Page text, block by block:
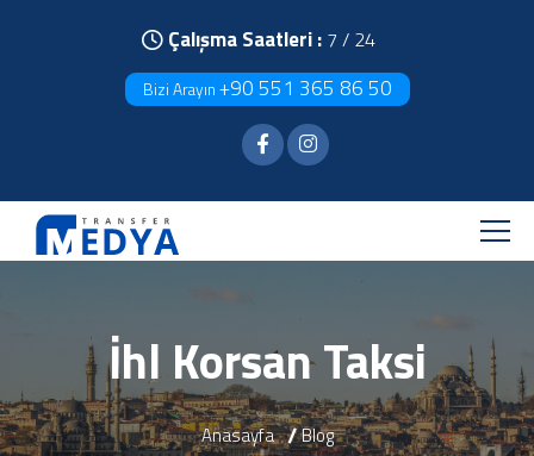
Çalışma Saatleri : 7 / 24
Bizi Arayın +90 551 365 86 50
İhl Korsan Taksi
Anasayfa Blog